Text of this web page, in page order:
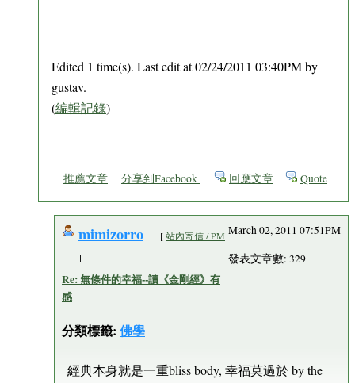
Edited 1 time(s). Last edit at 02/24/2011 03:40PM by
gustav.
(編輯記錄)
推薦文章 分享到Facebook 回應文章 Quote
mimizorro [站內寄信 / PM
]
Re: 無條件的幸福--讀《金剛經》有
感
分類標籤: 佛學
March 02, 2011 07:51PM
發表文章數: 329
經典本身就是一重bliss body, 幸福莫過於 by the